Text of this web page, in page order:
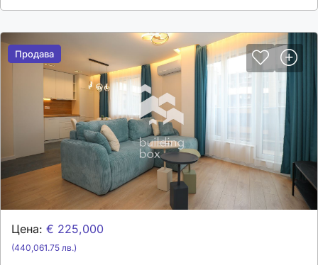
Продава
Продава
Цена: € 225,000
(440,061.75 лв.)